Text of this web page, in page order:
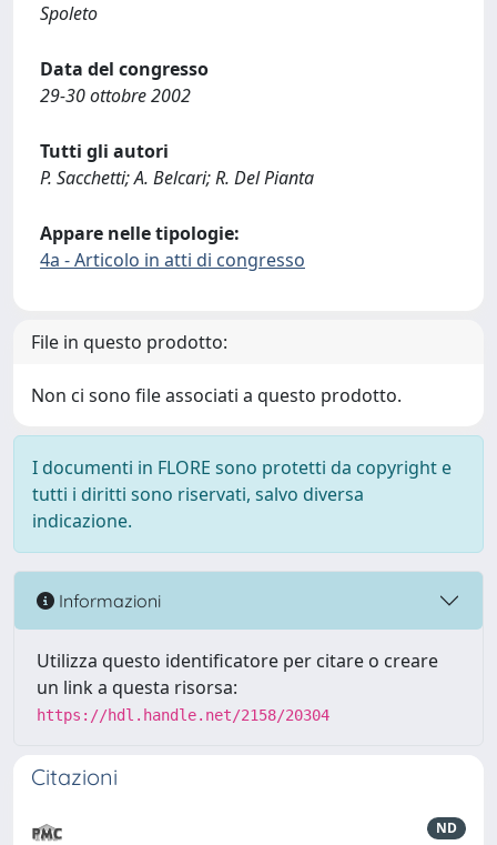
Spoleto
Data del congresso
29-30 ottobre 2002
Tutti gli autori
P. Sacchetti; A. Belcari; R. Del Pianta
Appare nelle tipologie:
4a - Articolo in atti di congresso
File in questo prodotto:
Non ci sono file associati a questo prodotto.
I documenti in FLORE sono protetti da copyright e
tutti i diritti sono riservati, salvo diversa
indicazione.
Informazioni
Utilizza questo identificatore per citare o creare
un link a questa risorsa:
https://hdl.handle.net/2158/20304
Citazioni
ND